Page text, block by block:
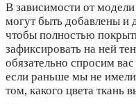
В зависимости от
могут быть добавлены и
чтобы полностью
зафиксировать на ней
обязательно спросим
если раньше мы не
том, какого цвета ткань